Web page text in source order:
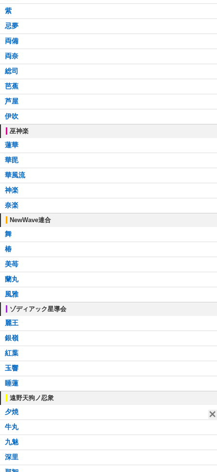
紫
忌夢
両備
両奈
総司
芭蕉
芦屋
伊吹
巫神楽
蓮華
華毘
華風流
神楽
奈楽
NewWave連合
舞
椿
美苺
蘭丸
風雅
ゾディアック星導会
麗王
銀嶺
紅葉
玉響
睡蓮
遠野天狗ノ忍衆
夕焼
牛丸
九魅
深里